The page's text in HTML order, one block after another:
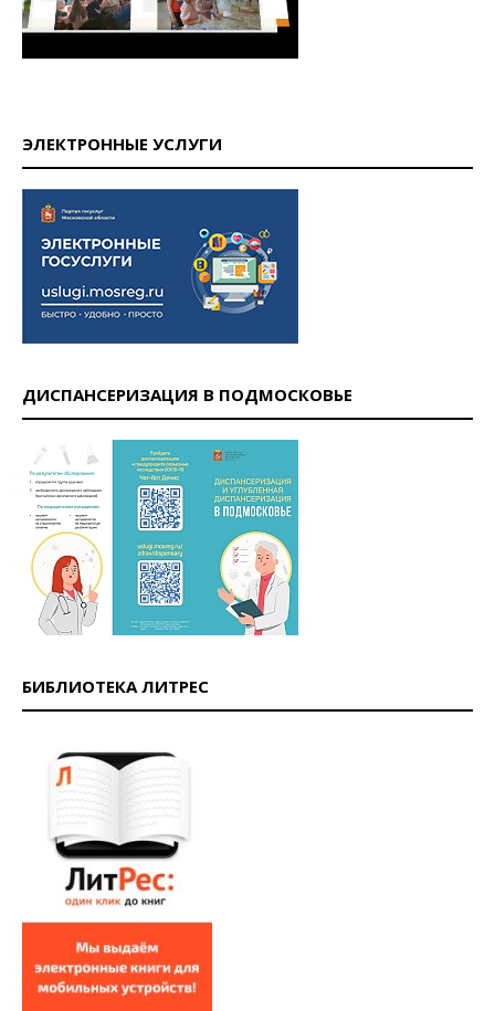
ЭЛЕКТРОННЫЕ УСЛУГИ
ДИСПАНСЕРИЗАЦИЯ В ПОДМОСКОВЬЕ
БИБЛИОТЕКА ЛИТРЕС